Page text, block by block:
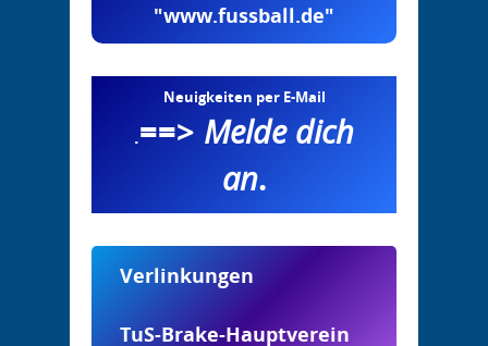
"www.fussball.de"
Neuigkeiten per E-Mail
.==> Melde dich
an.
Verlinkungen
TuS-Brake-Hauptverein